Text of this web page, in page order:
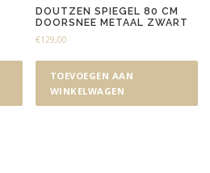
DOUTZEN SPIEGEL 80 CM
DOORSNEE METAAL ZWART
€129,00
TOEVOEGEN AAN
WINKELWAGEN